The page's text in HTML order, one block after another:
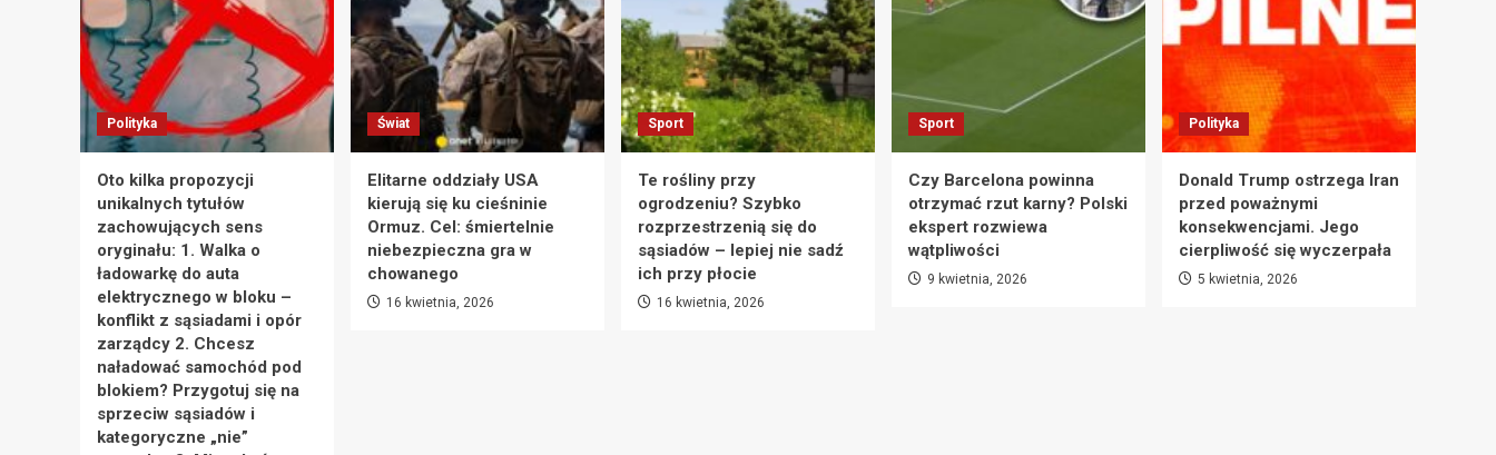
Polityka
Oto kilka propozycji
unikalnych tytułów
zachowujących sens
oryginału: 1. Walka o
ładowarkę do auta
elektrycznego w bloku –
konflikt z sąsiadami i opór
zarządcy 2. Chcesz
naładować samochód pod
blokiem? Przygotuj się na
sprzeciw sąsiadów i
kategoryczne „nie”
Świat
Elitarne oddziały USA
kierują się ku cieśninie
Ormuz. Cel: śmiertelnie
niebezpieczna gra w
chowanego
16 kwietnia, 2026
Sport
Te rośliny przy
ogrodzeniu? Szybko
rozprzestrzenią się do
sąsiadów – lepiej nie sadź
ich przy płocie
16 kwietnia, 2026
Sport
Czy Barcelona powinna
otrzymać rzut karny? Polski
ekspert rozwiewa
wątpliwości
9 kwietnia, 2026
Polityka
Donald Trump ostrzega Iran
przed poważnymi
konsekwencjami. Jego
cierpliwość się wyczerpała
5 kwietnia, 2026